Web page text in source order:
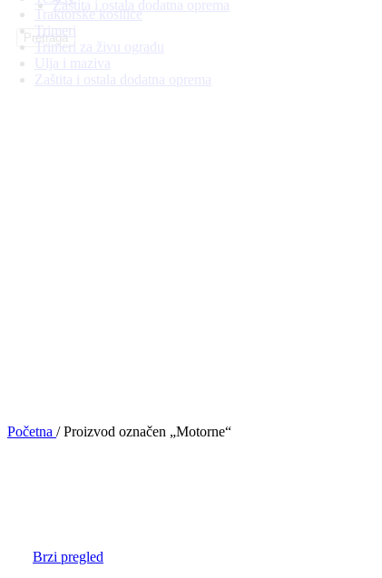
Zaštita i ostala dodatna oprema
Pretraga
Traktorske kosilice
Trimeri
Trimeri za živu ogradu
Ulja i maziva
Zaštita i ostala dodatna oprema
Početna / Proizvod označen „Motorne“
Brzi pregled